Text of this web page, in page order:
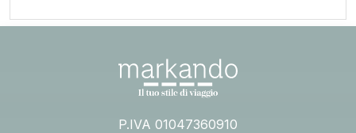
P.IVA 01047360910